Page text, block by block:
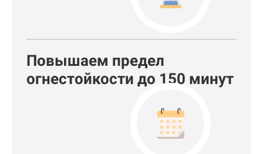
Повышаем предел
огнестойкости до 150 минут